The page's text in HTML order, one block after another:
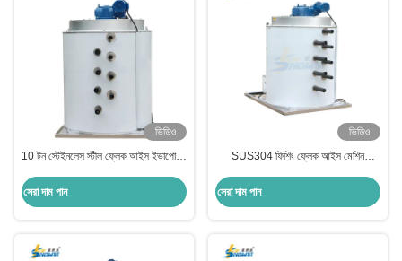
ভিডিও
10 টন স্টেইনলেস স্টীল ফ্লেক আইস ইভাপোরার
সেরা দাম পান
ভিডিও
SUS304 ফিশিং ফ্লেক আইস মেশিন
সেরা দাম পান